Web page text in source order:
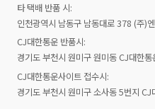
타 택배 반품 시:
인천광역시 남동구 남동대로 378 (주)
CJ대한통운 반품시:
경기도 부천시 원미구 원미동 CJ대한
CJ대한통운사이트 접수시:
경기도 부천시 원미구 소사동 5번지